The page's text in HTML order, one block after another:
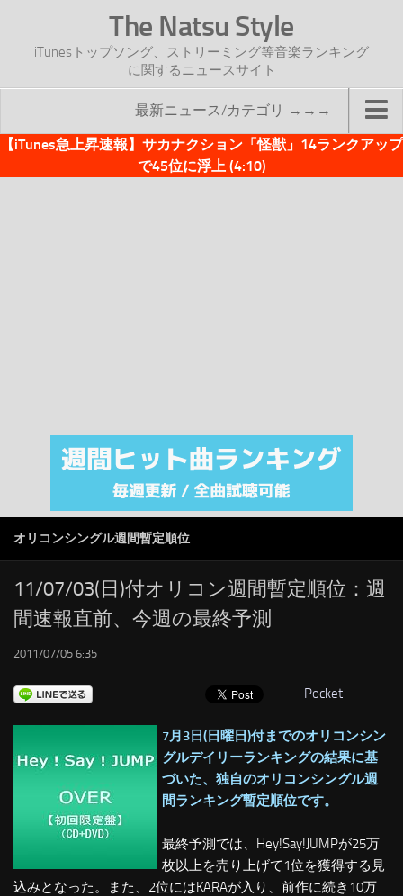
The Natsu Style
iTunesトップソング、ストリーミング等音楽ランキング
に関するニュースサイト
最新ニュース/カテゴリ →→→
TOP
注目カテゴリ
オリジナルiTunes週間トップソング
RSS
LINKS
【iTunes急上昇速報】サカナクション「怪獣」14ランクアップ
で45位に浮上 (4:10)
オリコンシングル週間暫定順位
11/07/03(日)付オリコン週間暫定順位：週
間速報直前、今週の最終予測
2011/07/05 6:35
Pocket
7月3日(日曜日)付までのオリコンシン
グルデイリーランキングの結果に基
づいた、独自のオリコンシングル週
間ランキング暫定順位です。
最終予測では、Hey!Say!JUMPが25万
枚以上を売り上げて1位を獲得する見
込みとなった。また、2位にはKARAが入り、前作に続き10万